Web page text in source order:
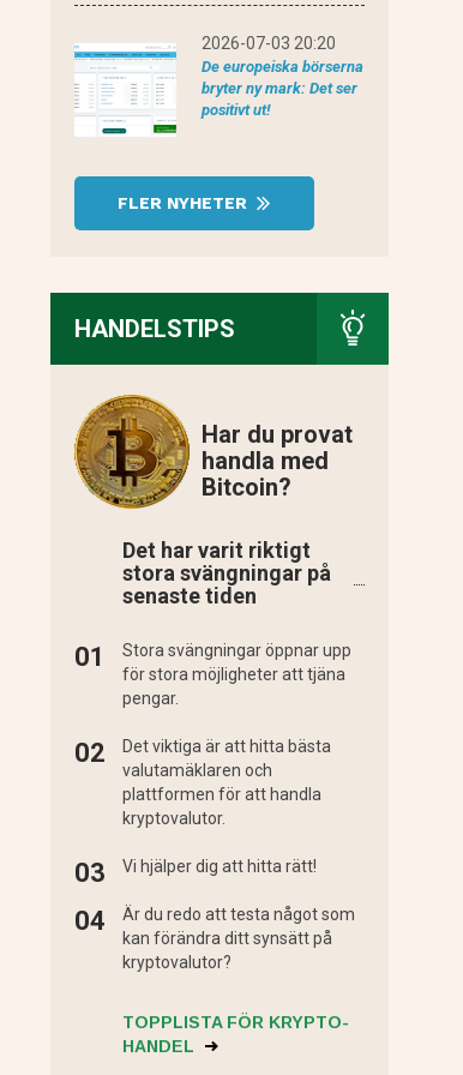
2026-07-03 20:20
De europeiska börserna
bryter ny mark: Det ser
positivt ut!
FLER NYHETER
HANDELSTIPS
Har du provat
handla med
Bitcoin?
Det har varit riktigt
stora svängningar på
senaste tiden
Stora svängningar öppnar upp
för stora möjligheter att tjäna
pengar.
Det viktiga är att hitta bästa
valutamäklaren och
plattformen för att handla
kryptovalutor.
Vi hjälper dig att hitta rätt!
Är du redo att testa något som
kan förändra ditt synsätt på
kryptovalutor?
TOPPLISTA FÖR KRYPTO-
HANDEL